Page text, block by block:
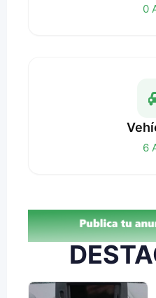
0
6